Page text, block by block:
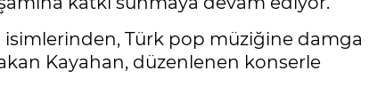
isimlerinden, Türk pop müziğine damga
Kayahan, düzenlenen konserle